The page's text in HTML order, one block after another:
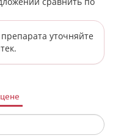
уточняйте